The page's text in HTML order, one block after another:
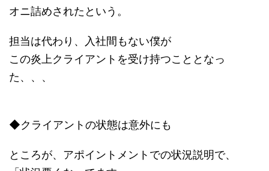
オニ詰めされたという。
担当は代わり、入社間もない僕が
この炎上クライアントを受け持つこととなっ
た、、、
◆クライアントの状態は意外にも
ところが、アポイントメントでの状況説明で、